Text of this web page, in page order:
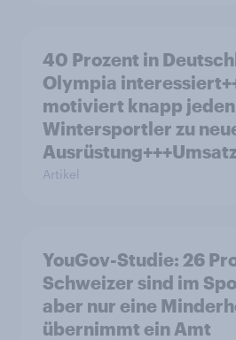
40 Prozent in
Olympia
motiviert knapp
Wintersportler zu
Artikel
YouGov-Studie: 26
Schweizer sind im
aber nur eine
übernimmt ein Amt